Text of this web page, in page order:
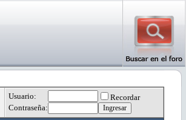
Usuario:
Recordar
Contraseña: